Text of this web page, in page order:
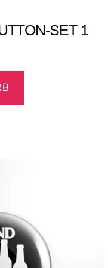
SET 1